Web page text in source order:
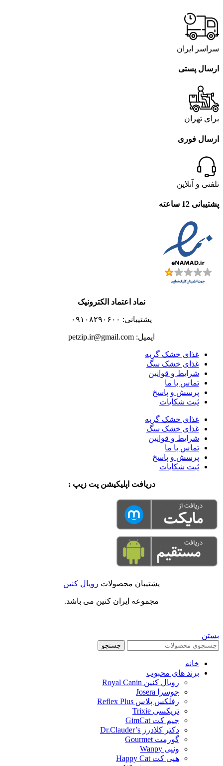
سراسر ایران
ارسال پستی
برای تهران
ارسال فوری
تلفنی و آنلاین
پشتیبانی 12 ساعته
نماد اعتماد الکترونیک
پشتیبانی: ۰۹۱۰۸۲۹۰۶۰۰
ایمیل: petzip.ir@gmail.com
غذای خشک گربه
غذای خشک سگ
شرایط و قوانین
تماس با ما
پرسش و پاسخ
ثبت شکایات
غذای خشک گربه
غذای خشک سگ
شرایط و قوانین
تماس با ما
پرسش و پاسخ
ثبت شکایات
دریافت اپلیکیشن پت زیپ :
پشتیبان محصولات رویال کنین
مجموعه ایران کنین می باشد.
بستن
جستجو
خانه
برند های محبوب
رویال کنین Royal Canin
جوسرا Josera
رفلکس پلاس Reflex Plus
تریکسی Trixie
جیم کت GimCat
دکتر کلادرز Dr.Clauder’s
گورمت Gourmet
ونپی Wanpy
هپی کت Happy Cat